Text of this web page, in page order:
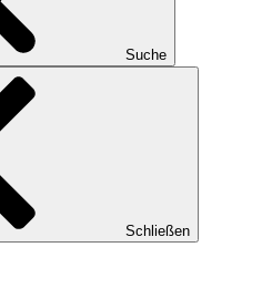
Suche
Schließen